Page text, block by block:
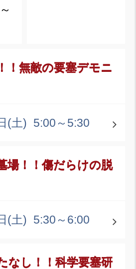
！無敵の要塞デモニ
(土) 5:00～5:30
場！！傷だらけの脱
(土) 5:30～6:00
なし！！科学要塞研